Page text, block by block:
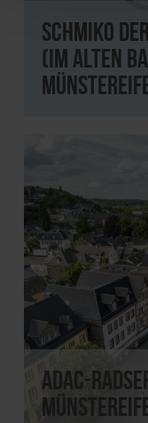
Schmiko
(im alten
ADAC-